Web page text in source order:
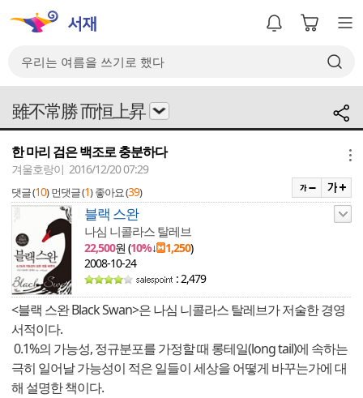
雖不常勝 而恒上昇
한 마리 검은 백조로 충분하다
겨울호랑이 2016/12/20 07:29
댓글 (10) 먼댓글 (1) 좋아요 (39)
블랙 스완
나심 니콜라스 탈레브
22,500원 (10%↓ 1,250)
2008-10-24
: 2,479
<블랙 스완 Black Swan>은 나심 니콜라스 탈레브가 저술한 경영
서적이다.
0.1%의 가능성, 정규분포를 가정할 때 롱테일(long tail)에 속하는
극히 일어날 가능성이 적은 일들이 세상을 어떻게 바꾸는가에 대
해 설명한 책이다.